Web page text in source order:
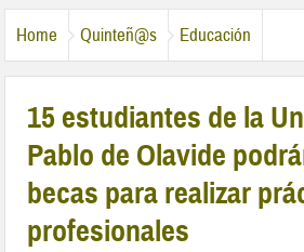
Home Quinteñ@s Educación
15 estudiantes de la
Pablo de Olavide
becas para realizar
profesionales